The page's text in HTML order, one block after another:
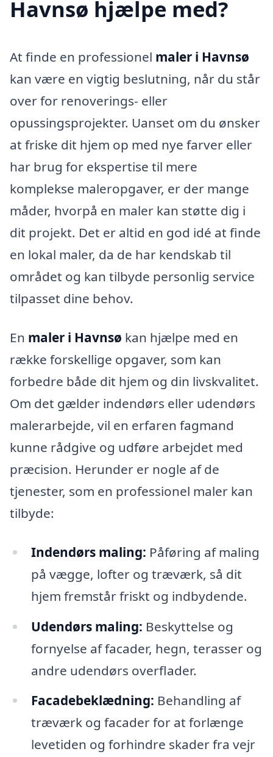
Havnsø hjælpe med?
At finde en professionel maler i Havnsø
kan være en vigtig beslutning, når du står
over for renoverings- eller
opussingsprojekter. Uanset om du ønsker
at friske dit hjem op med nye farver eller
har brug for ekspertise til mere
komplekse maleropgaver, er der mange
måder, hvorpå en maler kan støtte dig i
dit projekt. Det er altid en god idé at finde
en lokal maler, da de har kendskab til
området og kan tilbyde personlig service
tilpasset dine behov.
En maler i Havnsø kan hjælpe med en
række forskellige opgaver, som kan
forbedre både dit hjem og din livskvalitet.
Om det gælder indendørs eller udendørs
malerarbejde, vil en erfaren fagmand
kunne rådgive og udføre arbejdet med
præcision. Herunder er nogle af de
tjenester, som en professionel maler kan
tilbyde:
Indendørs maling: Påføring af maling
på vægge, lofter og træværk, så dit
hjem fremstår friskt og indbydende.
Udendørs maling: Beskyttelse og
fornyelse af facader, hegn, terasser og
andre udendørs overflader.
Facadebeklædning: Behandling af
træværk og facader for at forlænge
levetiden og forhindre skader fra vejr